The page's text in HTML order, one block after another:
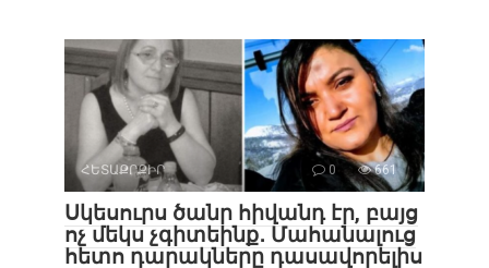
ՀԵՏԱՔՐՔԻՐ 0 661
Սկեսուրս ծանր հիվանդ էր, բայց
ոչ մեկս չգիտեինք․ Մահանալուց
հետո դարակները դասավորելիս